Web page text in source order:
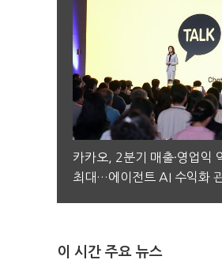
카카오, 2분기 매출·영업익
최대…에이전트 AI 수익화
이 시간 주요 뉴스